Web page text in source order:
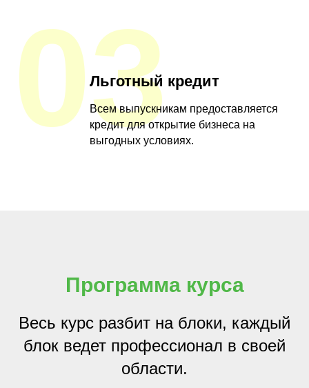
Льготный кредит
Всем выпускникам предоставляется
кредит для открытие бизнеса на
выгодных условиях.
03
Программа курса
Весь курс разбит на блоки, каждый
блок ведет профессионал в своей
области.